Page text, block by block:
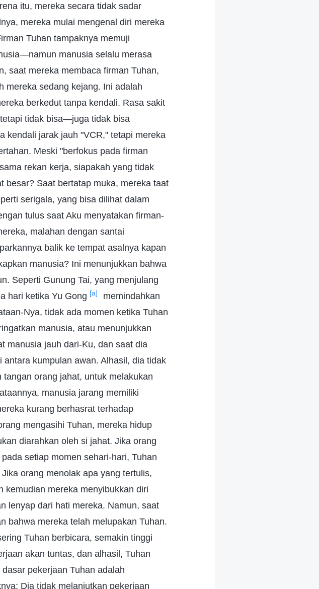
itu, mereka secara tidak sadar
mereka mulai mengenal diri mereka
Tuhan tampaknya memuji
manusia selalu merasa
saat mereka membaca firman Tuhan,
mereka sedang kejang. Ini adalah
berkedut tanpa kendali. Rasa sakit
tidak bisa—juga tidak bisa
kendali jarak jauh "VCR," tetapi mereka
Meski "berfokus pada firman
rekan kerja, siapakah yang tidak
besar? Saat bertatap muka, mereka taat
serigala, yang bisa dilihat dalam
tulus saat Aku menyatakan firman-
malahan dengan santai
balik ke tempat asalnya kapan
manusia? Ini menunjukkan bahwa
Seperti Gunung Tai, yang menjulang
hari ketika Yu Gong [a]
memindahkan
Nya, tidak ada momen ketika Tuhan
manusia, atau menunjukkan
manusia jauh dari-Ku, dan saat dia
kumpulan awan. Alhasil, dia tidak
orang jahat, untuk melakukan
manusia jarang memiliki
kurang berhasrat terhadap
mengasihi Tuhan, mereka hidup
diarahkan oleh si jahat. Jika orang
setiap momen sehari-hari, Tuhan
orang menolak apa yang tertulis,
kemudian mereka menyibukkan diri
lenyap dari hati mereka. Namun, saat
bahwa mereka telah melupakan Tuhan.
Tuhan berbicara, semakin tinggi
akan tuntas, dan alhasil, Tuhan
pekerjaan Tuhan adalah
Dia tidak melanjutkan pekerjaan